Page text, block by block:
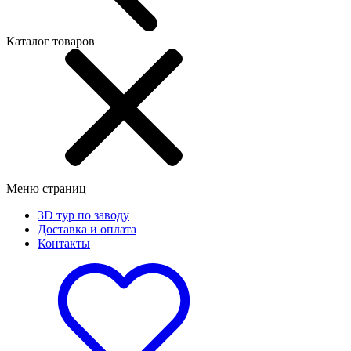
Каталог товаров
Меню страниц
3D тур по заводу
Доставка и оплата
Контакты